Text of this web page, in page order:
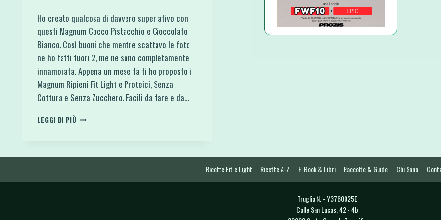
Ho creato qualcosa di davvero superlativo con
questi Magnum Cocco Pistacchio e Cioccolato
Bianco. Così buoni che mentre scattavo le foto
ne ho fatti fuori 2, me ne sono completamente
innamorata. Appena un mese fa ti ho proposto i
Magnum Ripieni Fit Light e Proteici, Senza
Cottura e Senza Zucchero. Facili da fare e da…
LEGGI DI PIÙMAGNUM
CIOCCOLATO
Ricette Fit e Light Ricette A-Z E-Book & Libri Raccolte & Guide Chi Sono
Truglia N. - Y3760025E
Calle San Lucas, 42 - 4b